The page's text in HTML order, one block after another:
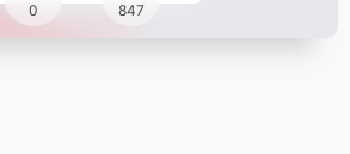
0 847